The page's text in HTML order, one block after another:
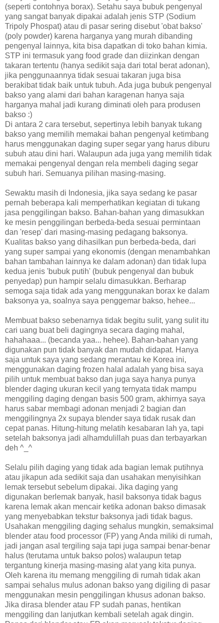
(seperti contohnya borax). Setahu saya bubuk pengenyal
yang sangat banyak dipakai adalah jenis STP (Sodium
Tripoly Phospat) atau di pasar sering disebut 'obat bakso'
(poly powder) karena harganya yang murah dibanding
pengenyal lainnya, kita bisa dapatkan di toko bahan kimia.
STP ini termasuk yang food grade dan diizinkan dengan
takaran tertentu (hanya sedikit saja dari total berat adonan),
jika penggunaannya tidak sesuai takaran juga bisa
berakibat tidak baik untuk tubuh. Ada juga bubuk pengenyal
bakso yang alami dari bahan karagenan hanya saja
harganya mahal jadi kurang diminati oleh para produsen
bakso :)
Di antara 2 cara tersebut, sepertinya lebih banyak tukang
bakso yang memilih memakai bahan pengenyal ketimbang
harus menggunakan daging super segar yang harus diburu
subuh atau dini hari. Walaupun ada juga yang memilih tidak
memakai pengenyal dengan rela membeli daging segar
subuh hari. Semuanya pilihan masing-masing.
Sewaktu masih di Indonesia, jika saya sedang ke pasar
pernah beberapa kali memperhatikan kegiatan di tukang
jasa penggilingan bakso. Bahan-bahan yang dimasukkan
ke mesin penggilingan berbeda-beda sesuai permintaan
dan 'resep' dari masing-masing pedagang baksonya.
Kualitas bakso yang dihasilkan pun berbeda-beda, dari
yang super sampai yang ekonomis (dengan menambahkan
bahan tambahan lainnya ke dalam adonan) dan tidak lupa
kedua jenis 'bubuk putih' (bubuk pengenyal dan bubuk
penyedap) pun hampir selalu dimasukkan. Berharap
semoga saja tidak ada yang menggunakan borax ke dalam
baksonya ya, soalnya saya penggemar bakso, hehee...
Membuat bakso sebenarnya tidak begitu sulit, yang sulit itu
cari uang buat beli dagingnya secara daging mahal,
hahahaaa... (becanda yaa... hehee). Bahan-bahan yang
digunakan pun tidak banyak dan mudah didapat. Hanya
saja untuk saya yang sedang merantau ke Korea ini,
menggunakan daging frozen halal adalah yang bisa saya
pilih untuk membuat bakso dan juga saya hanya punya
blender daging ukuran kecil yang ternyata tidak mampu
menggiling daging dengan basis 500 gram, akhirnya saya
harus sabar membagi adonan menjadi 2 bagian dan
menggilingnya 2x supaya blender saya tidak rusak dan
cepat panas. Hitung-hitung melatih kesabaran lah ya, tapi
setelah baksonya jadi alhamdulillah puas dan terbayarkan
deh ^_^
Selalu pilih daging yang tidak ada bagian lemak putihnya
atau jikapun ada sedikit saja dan usahakan menyisihkan
lemak tersebut sebelum dipakai. Jika daging yang
digunakan berlemak banyak, hasil baksonya tidak bagus
karena lemak akan mencair ketika adonan bakso dimasak
yang menyebabkan tekstur baksonya jadi tidak bagus.
Usahakan menggiling daging sehalus mungkin, semaksimal
blender atau food processor (FP) yang Anda miliki di rumah,
jadi jangan asal tergiling saja tapi juga sampai benar-benar
halus (terutama untuk bakso polos) walaupun tetap
tergantung kinerja masing-masing alat yang kita punya.
Oleh karena itu memang menggiling di rumah tidak akan
sampai sehalus mulus adonan bakso yang digiling di pasar
menggunakan mesin penggilingan khusus adonan bakso.
Jika dirasa blender atau FP sudah panas, hentikan
menggiling dan lanjutkan kembali setelah agak dingin.